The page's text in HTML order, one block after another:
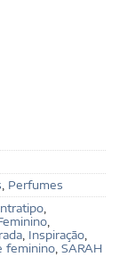
, Perfumes
,
,
, Inspiração,
feminino, SARAH